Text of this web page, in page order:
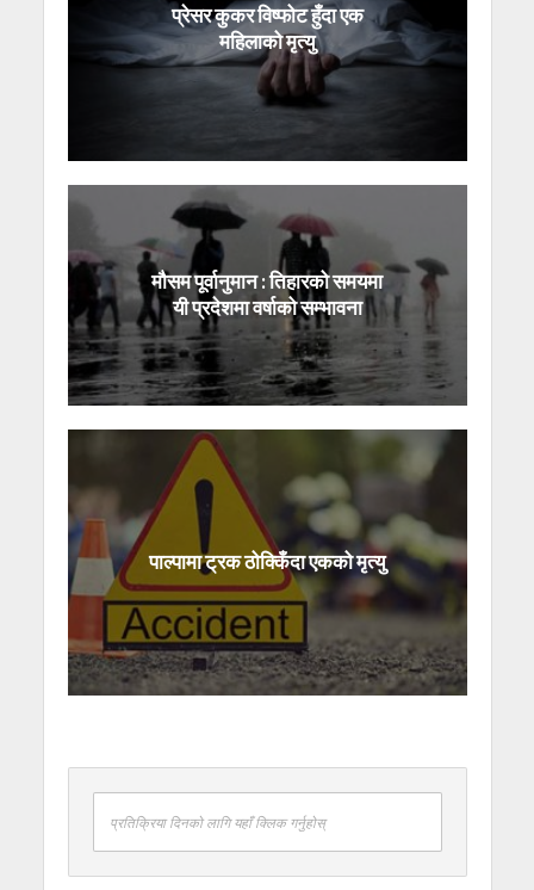
प्रेसर कुकर विष्फोट हुँदा एक
महिलाको मृत्यु
मौसम पूर्वानुमान : तिहारको समयमा
यी प्रदेशमा वर्षाको सम्भावना
पाल्पामा ट्रक ठोक्किँदा एकको मृत्यु
प्रतिक्रिया दिनको लागि यहाँ क्लिक गर्नुहोस्